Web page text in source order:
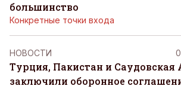
большинство
Конкретные точки входа
НОВОСТИ
Турция, Пакистан и Саудовская
заключили оборонное